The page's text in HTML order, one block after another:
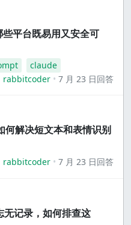
平台既易用又安全可
claude
rabbitcoder
7 月 23 日回答
何解决短文本和表情识别
rabbitcoder 7 月 23 日回答
无记录，如何排查这